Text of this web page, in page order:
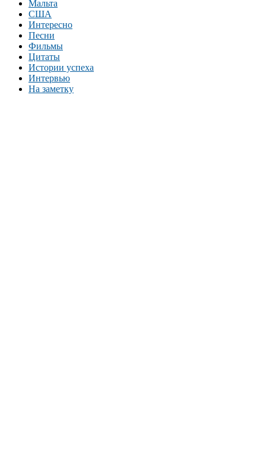
Мальта
США
Интересно
Песни
Фильмы
Цитаты
Истории успеха
Интервью
На заметку